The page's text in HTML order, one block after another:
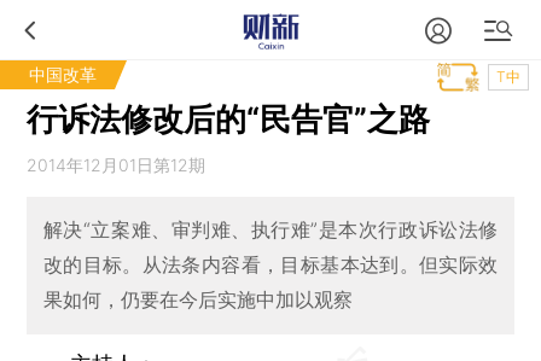
中国改革 T中
行诉法修改后的“民告官”之路
2014年12月01日第12期
解决“立案难、审判难、执行难”是本次行政诉讼法修
改的目标。从法条内容看，目标基本达到。但实际效
果如何，仍要在今后实施中加以观察